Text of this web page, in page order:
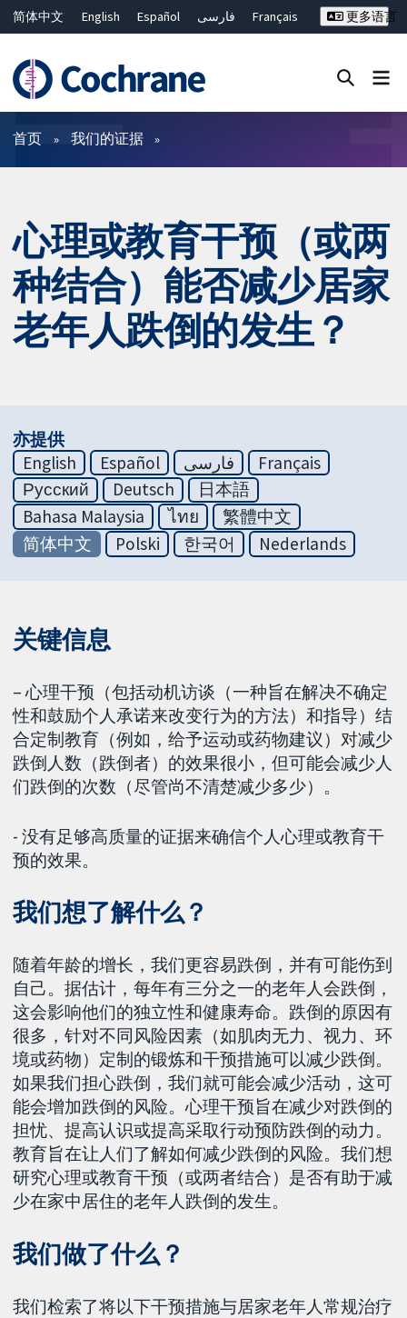
简体中文 English Español فارسی
Français
ไทย
繁體中文
更多语言
过滤
首页 我们的证据
心理或教育干预（或两
种结合）能否减少居家
老年人跌倒的发生？
亦提供
English
Español فارسی
Français
Русский
Deutsch
日本語
Bahasa Malaysia
ไทย
繁體中文
简体中文
Polski 한국어 Nederlands
关键信息
– 心理干预（包括动机访谈（一种旨在解决不确定
性和鼓励个人承诺来改变行为的方法）和指导）结
合定制教育（例如，给予运动或药物建议）对减少
跌倒人数（跌倒者）的效果很小，但可能会减少人
们跌倒的次数（尽管尚不清楚减少多少）。
- 没有足够高质量的证据来确信个人心理或教育干
预的效果。
我们想了解什么？
随着年龄的增长，我们更容易跌倒，并有可能伤到
自己。据估计，每年有三分之一的老年人会跌倒，
这会影响他们的独立性和健康寿命。跌倒的原因有
很多，针对不同风险因素（如肌肉无力、视力、环
境或药物）定制的锻炼和干预措施可以减少跌倒。
如果我们担心跌倒，我们就可能会减少活动，这可
能会增加跌倒的风险。心理干预旨在减少对跌倒的
担忧、提高认识或提高采取行动预防跌倒的动力。
教育旨在让人们了解如何减少跌倒的风险。我们想
研究心理或教育干预（或两者结合）是否有助于减
少在家中居住的老年人跌倒的发生。
我们做了什么？
我们检索了将以下干预措施与居家老年人常规治疗